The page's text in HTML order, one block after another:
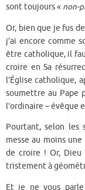
sont toujours « non-
Or, bien que je fus
j’ai encore comme
être catholique, il
croire en Sa
l’Église catholique,
soumettre au Pape
l’ordinaire – évêque
Pourtant, selon les
messe au moins
de croire ! Or,
tristement à
Et je ne vous